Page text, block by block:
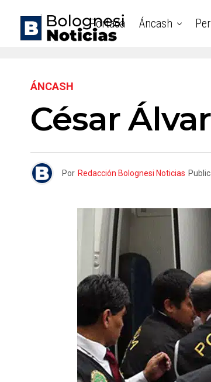
Portada Áncash
ÁNCASH
César
Por Redacción Bolognesi Noticias